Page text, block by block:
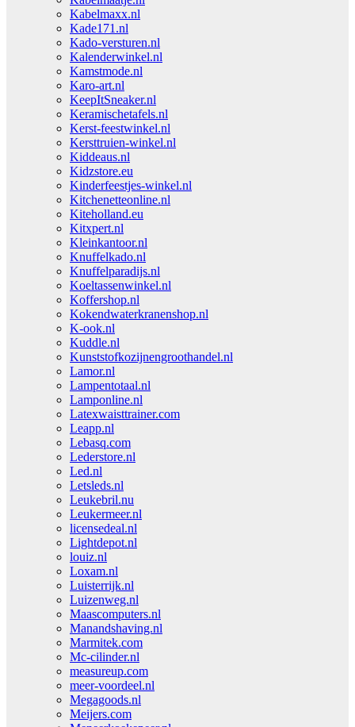
Kabelmaxx.nl
Kade171.nl
Kado-versturen.nl
Kalenderwinkel.nl
Kamstmode.nl
Karo-art.nl
KeepItSneaker.nl
Keramischetafels.nl
Kerst-feestwinkel.nl
Kersttruien-winkel.nl
Kiddeaus.nl
Kidzstore.eu
Kinderfeestjes-winkel.nl
Kitchenetteonline.nl
Kiteholland.eu
Kitxpert.nl
Kleinkantoor.nl
Knuffelkado.nl
Knuffelparadijs.nl
Koeltassenwinkel.nl
Koffershop.nl
Kokendwaterkranenshop.nl
K-ook.nl
Kuddle.nl
Kunststofkozijnengroothandel.nl
Lamor.nl
Lampentotaal.nl
Lamponline.nl
Latexwaisttrainer.com
Leapp.nl
Lebasq.com
Lederstore.nl
Led.nl
Letsleds.nl
Leukebril.nu
Leukermeer.nl
licensedeal.nl
Lightdepot.nl
louiz.nl
Loxam.nl
Luisterrijk.nl
Luizenweg.nl
Maascomputers.nl
Manandshaving.nl
Marmitek.com
Mc-cilinder.nl
measureup.com
meer-voordeel.nl
Megagoods.nl
Meijers.com